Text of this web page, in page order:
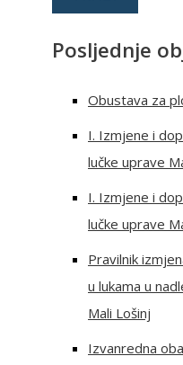
Posljednje
Obustava za
I. Izmjene i
lučke uprave
I. Izmjene i
lučke uprave
Pravilnik
u lukama u
Mali Lošinj
Izvanredna